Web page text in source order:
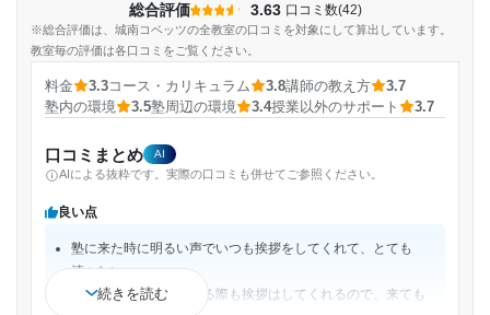
総合評価 3.63 口コミ数(42)
※総合評価は、城南コベッツの全教室の口コミを対象にして算出しています。
教室毎の評価は各口コミをご覧ください。
料金 3.3コース・カリキュラム 3.8講師の教え方
3.7
塾内の環境
3.5塾周辺の環境 3.4授業以外のサポート 3.7
口コミまとめ AI
AIによる抜粋です。実際の口コミも併せてご参照ください。
良い点
塾に来た時に明るい声でいつも挨拶をしてくれて、とても
清々しい。
帰る時も同様。自習する際も挨拶はしてくれるので、来ても
続きを読む